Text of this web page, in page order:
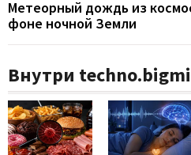
Метеорный дождь из
фоне ночной Земли
Внутри